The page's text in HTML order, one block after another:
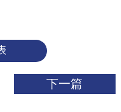
下一篇